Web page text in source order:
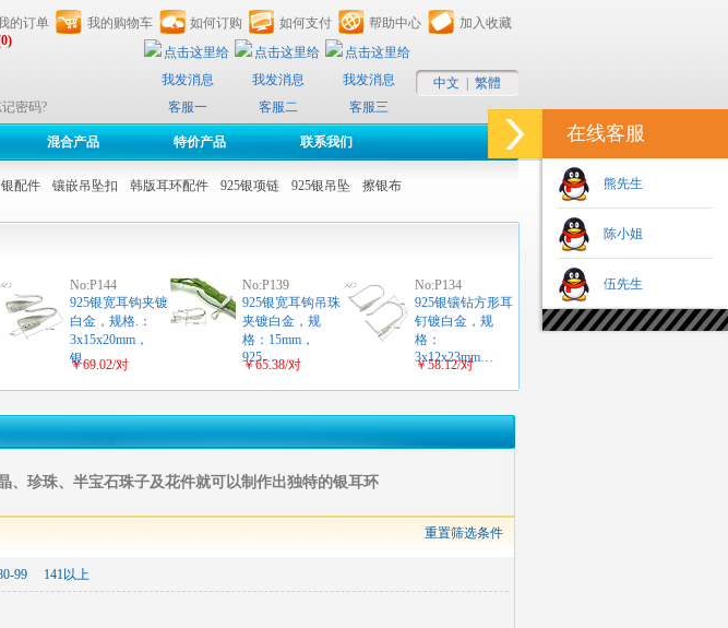
密码? 客服一 客服二 客服三
中文 繁體
的订单
我的购物车 如何订购 如何支付 帮助中心 加入收藏
混合产品 特价产品 联系我们
配件 镶嵌吊坠扣 韩版耳环配件 925银项链 925银吊坠 擦银布
No:P144
925银宽耳钩夹镀
白金，规格.：
3x15x20mm，
银…
￥69.02/对
No:P139
925银宽耳钩吊珠
夹镀白金，规
格：15mm，
925…
￥65.38/对
No:P134
925银镶钻方形耳
钉镀白金，规
格：
3x12x23mm…
￥58.12/对
、珍珠、半宝石珠子及花件就可以制作出独特的银耳环
重置筛选条件
99 141以上
在线客服
熊先生
陈小姐
伍先生